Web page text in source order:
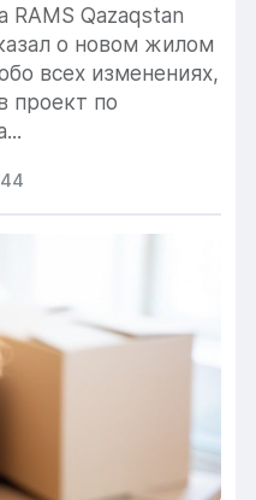
RAMS Qazaqstan
о новом жилом
всех изменениях,
проект по